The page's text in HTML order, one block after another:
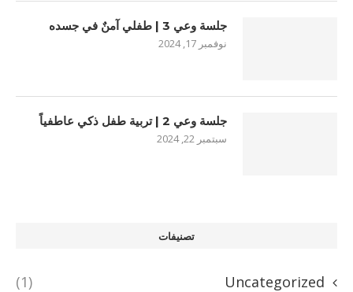
جلسة وعي 3 | طفلي آمنٌ في جسده
نوفمبر 17, 2024
جلسة وعي 2 | تربية طفل ذكي عاطفياً
سبتمبر 22, 2024
تصنيفات
Uncategorized
(1)